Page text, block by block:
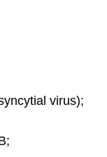
virus);